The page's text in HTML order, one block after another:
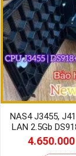
NAS4 J3455,
LAN 2.5Gb
4.650.000